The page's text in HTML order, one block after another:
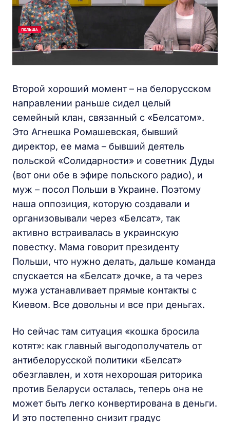
Второй хороший момент – на белорусском
направлении раньше сидел целый
семейный клан, связанный с «Белсатом».
Это Агнешка Ромашевская, бывший
директор, ее мама – бывший деятель
польской «Солидарности» и советник Дуды
(вот они обе в эфире польского радио), и
муж – посол Польши в Украине. Поэтому
наша оппозиция, которую создавали и
организовывали через «Белсат», так
активно встраивалась в украинскую
повестку. Мама говорит президенту
Польши, что нужно делать, дальше команда
спускается на «Белсат» дочке, а та через
мужа устанавливает прямые контакты с
Киевом. Все довольны и все при деньгах.
Но сейчас там ситуация «кошка бросила
котят»: как главный выгодополучатель от
антибелорусской политики «Белсат»
обезглавлен, и хотя нехорошая риторика
против Беларуси осталась, теперь она не
может быть легко конвертирована в деньги.
И это постепенно снизит градус